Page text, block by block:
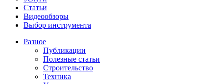
Статьи
Видеообзоры
Выбор инструмента
Разное
Публикации
Полезные статьи
Строительство
Техника